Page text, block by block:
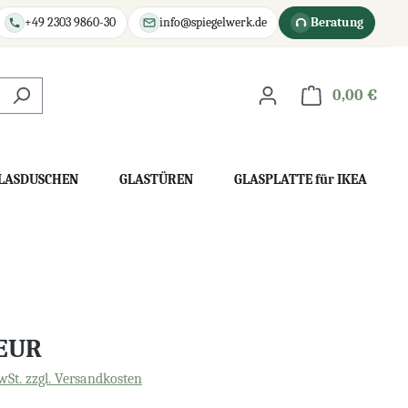
+49 2303 9860-30 info@spiegelwerk.de Beratung
0,00 €
GLASTÜREN GLASPLATTE für IKEA
zzgl. Versandkosten